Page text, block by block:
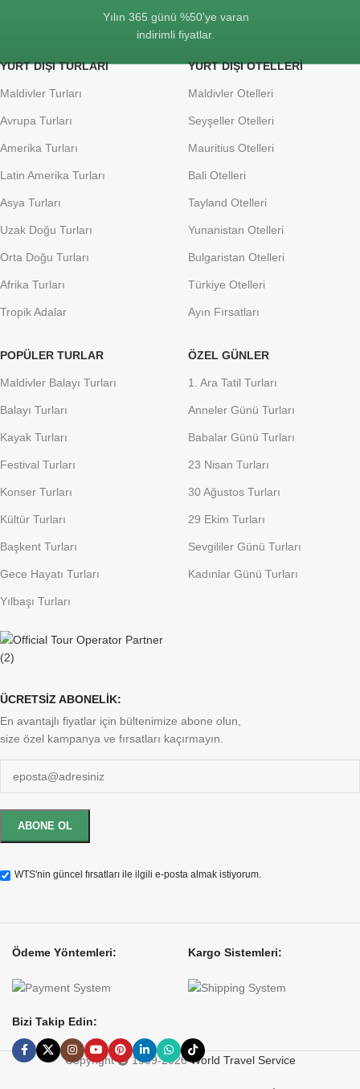
Yılın 365 günü %50'ye varan
indirimli fiyatlar.
YURT DIŞI TURLARI
Maldivler Turları
Avrupa Turları
Amerika Turları
Latin Amerika Turları
Asya Turları
Uzak Doğu Turları
Orta Doğu Turları
Afrika Turları
Tropik Adalar
YURT DIŞI OTELLERI
Maldivler Otelleri
Seyşeller Otelleri
Mauritius Otelleri
Bali Otelleri
Tayland Otelleri
Yunanistan Otelleri
Bulgaristan Otelleri
Türkiye Otelleri
Ayın Fırsatları
POPÜLER TURLAR
Maldivler Balayı Turları
Balayı Turları
Kayak Turları
Festival Turları
Konser Turları
Kültür Turları
Başkent Turları
Gece Hayatı Turları
Yılbaşı Turları
ÖZEL GÜNLER
1. Ara Tatil Turları
Anneler Günü Turları
Babalar Günü Turları
23 Nisan Turları
30 Ağustos Turları
29 Ekim Turları
Sevgililer Günü Turları
Kadınlar Günü Turları
ÜCRETSİZ ABONELİK:
En avantajlı fiyatlar için bültenimize abone olun,
size özel kampanya ve fırsatları kaçırmayın.
WTS'nin güncel fırsatları ile ilgili e-posta almak istiyorum.
Ödeme Yöntemleri: Kargo Sistemleri:
Bizi Takip Edin:
Copyright 1999-2026World Travel Service